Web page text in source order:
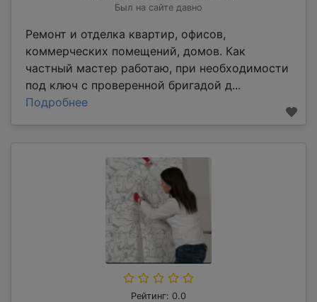
Был на сайте давно
Ремонт и отделка квартир, офисов,
коммерческих помещений, домов. Как
частный мастер работаю, при необходимости
под ключ с проверенной бригадой д...
Подробнее
Рейтинг: 0.0